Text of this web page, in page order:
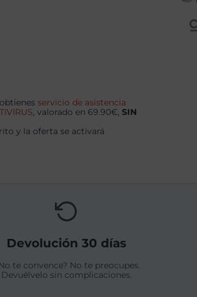
servicio de asistencia
, valorado en 69.90€, SIN
y la oferta se activará
Devolución 30 días
te convence? No te preocupes.
Devuélvelo sin complicaciones.